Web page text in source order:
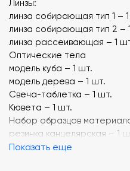
Линзы:
линза собирающая тип 1 –
линза собирающая тип 2 –
линза рассеивающая – 1
Оптические тела
модель куба – 1 шт.
модель дерева – 1 шт.
Свеча-таблетка – 1 шт.
Кювета – 1 шт.
Набор образцов
резинка канцелярская – 1
шар пластиковый большой
Показать еще